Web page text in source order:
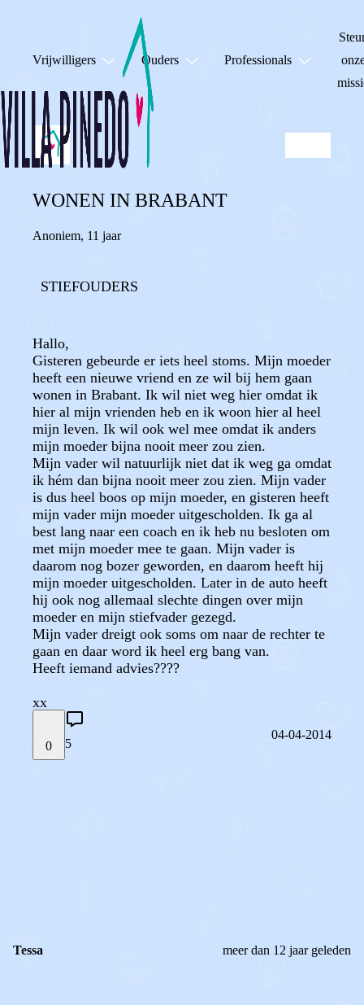
Vrijwilligers Ouders Professionals
WONEN IN BRABANT
Anoniem, 11 jaar
STIEFOUDERS
Hallo,
Gisteren gebeurde er iets heel stoms. Mijn moeder
heeft een nieuwe vriend en ze wil bij hem gaan
wonen in Brabant. Ik wil niet weg hier omdat ik
hier al mijn vrienden heb en ik woon hier al heel
mijn leven. Ik wil ook wel mee omdat ik anders
mijn moeder bijna nooit meer zou zien.
Mijn vader wil natuurlijk niet dat ik weg ga omdat
ik hém dan bijna nooit meer zou zien. Mijn vader
is dus heel boos op mijn moeder, en gisteren heeft
mijn vader mijn moeder uitgescholden. Ik ga al
best lang naar een coach en ik heb nu besloten om
met mijn moeder mee te gaan. Mijn vader is
daarom nog bozer geworden, en daarom heeft hij
mijn moeder uitgescholden. Later in de auto heeft
hij ook nog allemaal slechte dingen over mijn
moeder en mijn stiefvader gezegd.
Mijn vader dreigt ook soms om naar de rechter te
gaan en daar word ik heel erg bang van.
Heeft iemand advies????
xx
0 5
04-04-2014
Tessa meer dan 12 jaar geleden